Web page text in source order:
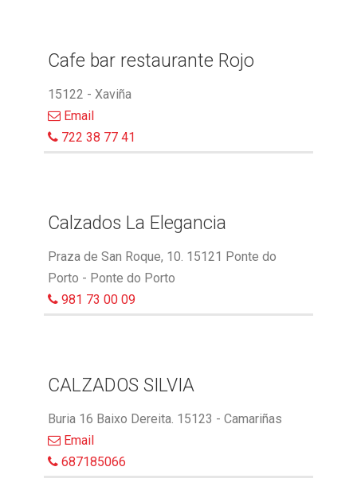
Cafe bar restaurante Rojo
15122 - Xaviña
Email
722 38 77 41
Calzados La Elegancia
Praza de San Roque, 10. 15121 Ponte do
Porto - Ponte do Porto
981 73 00 09
CALZADOS SILVIA
Buria 16 Baixo Dereita. 15123 - Camariñas
Email
687185066